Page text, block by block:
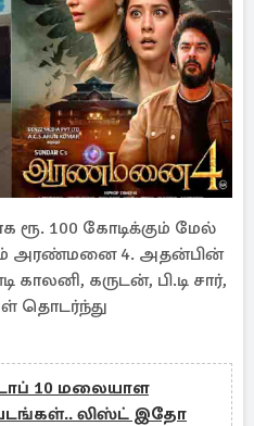
ரூ. 100 கோடிக்கும் மேல்
அரண்மனை 4. அதன்பின்
கருடன், பி.டி சார்,
தொடர்ந்து
10 மலையாள
லிஸ்ட் இதோ